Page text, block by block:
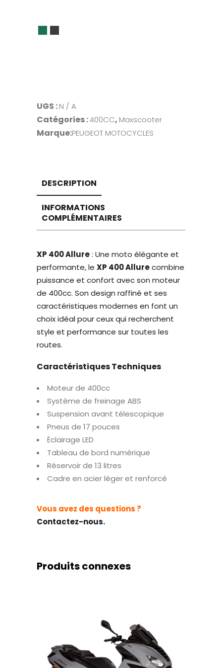
UGS :N / A
Catégories :400CC, Maxscooter
Marque:PEUGEOT MOTOCYCLES
DESCRIPTION
INFORMATIONS
COMPLÉMENTAIRES
XP 400 Allure: Une moto élégante et
performante, le XP 400 Allurecombine
puissance et confort avec son moteur
de 400cc. Son design raffiné et ses
caractéristiques modernes en font un
choix idéal pour ceux qui recherchent
style et performance sur toutes les
routes.
Caractéristiques Techniques
Moteur de 400cc
Système de freinage ABS
Suspension avant télescopique
Pneus de 17 pouces
Éclairage LED
Tableau de bord numérique
Réservoir de 13 litres
Cadre en acier léger et renforcé
Vous avez des questions ?
Contactez-nous.
Produits connexes